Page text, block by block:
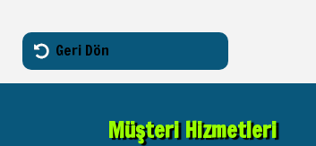
Geri Dön
Müşteri Hizmetleri